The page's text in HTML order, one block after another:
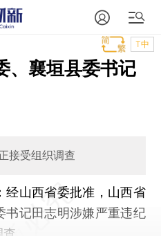
T中
、襄垣县委书记
接受组织调查
山西省委批准，山西省
书记田志明涉嫌严重违纪